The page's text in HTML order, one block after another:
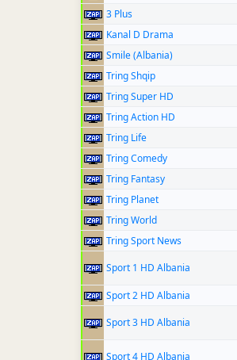
3 Plus
Kanal D Drama
Smile (Albania)
Tring Shqip
Tring Super HD
Tring Action HD
Tring Life
Tring Comedy
Tring Fantasy
Tring Planet
Tring World
Tring Sport News
Sport 1 HD Albania
Sport 2 HD Albania
Sport 3 HD Albania
Sport 4 HD Albania